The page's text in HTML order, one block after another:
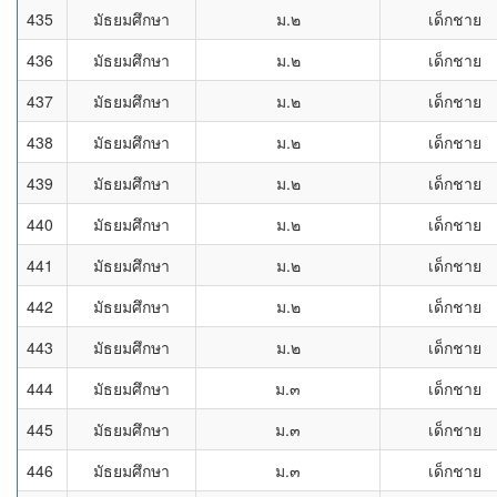
435 มัธยมศึกษา ม.๒
เด็กชาย
436
มัธยมศึกษา ม.๒
เด็กชาย
437
มัธยมศึกษา ม.๒
เด็กชาย
438
มัธยมศึกษา ม.๒
เด็กชาย
439
มัธยมศึกษา ม.๒
เด็กชาย
440
มัธยมศึกษา ม.๒
เด็กชาย
441
มัธยมศึกษา ม.๒
เด็กชาย
442
มัธยมศึกษา ม.๒
เด็กชาย
443
มัธยมศึกษา ม.๒
เด็กชาย
444
มัธยมศึกษา ม.๓
เด็กชาย
445
มัธยมศึกษา ม.๓
เด็กชาย
446
มัธยมศึกษา ม.๓ เด็กชาย